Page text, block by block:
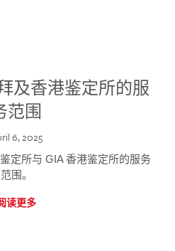
及香港鉴定所的服
范围
6, 2025
定所与 GIA 香港鉴定所的服务
范围。
读更多